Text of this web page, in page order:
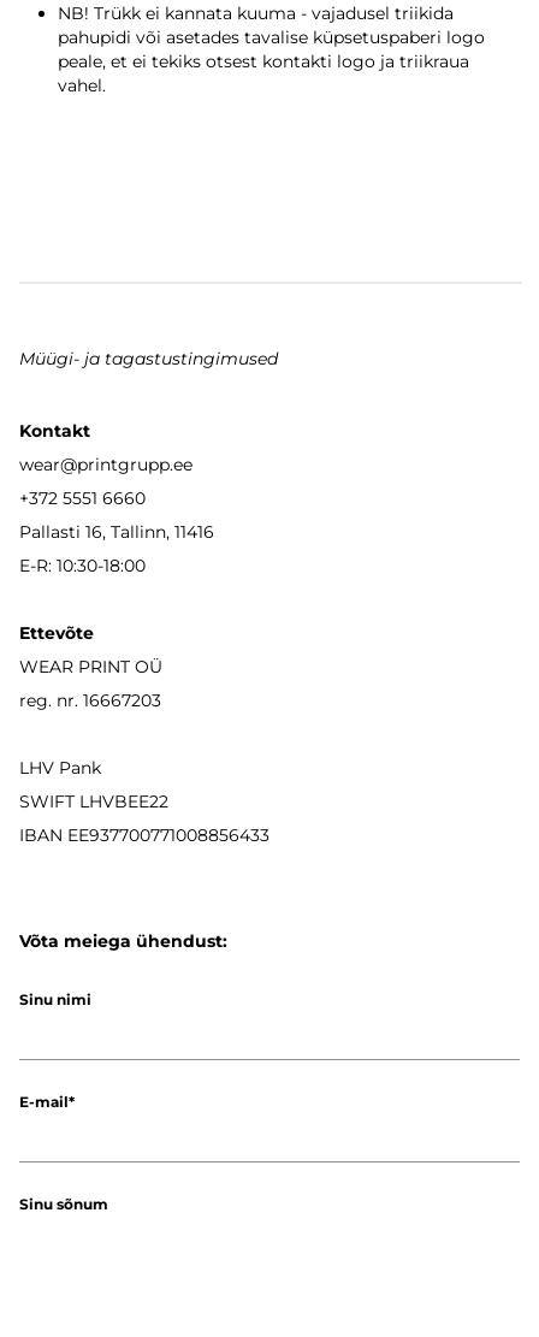
NB! Trükk ei kannata kuuma - vajadusel triikida
pahupidi või asetades tavalise küpsetuspaberi logo
peale, et ei tekiks otsest kontakti logo ja triikraua
vahel.
Müügi- ja tagastustingimused
Kontakt
wear@printgrupp.ee
+372 5551 6660
Pallasti 16, Tallinn, 11416
E-R: 10:30-18:00
Ettevõte
WEAR PRINT OÜ
reg. nr. 16667203
LHV Pank
SWIFT LHVBEE22
IBAN EE937700771008856433
Võta meiega ühendust:
Sinu nimi
E-mail
Sinu sõnum